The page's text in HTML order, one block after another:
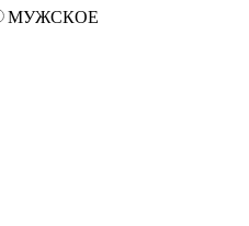
МУЖСКОЕ